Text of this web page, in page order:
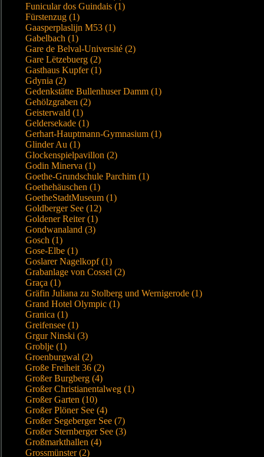
Funicular dos Guindais (1)
Fürstenzug (1)
Gaasperplaslijn M53 (1)
Gabelbach (1)
Gare de Belval-Université (2)
Gare Lëtzebuerg (2)
Gasthaus Kupfer (1)
Gdynia (2)
Gedenkstätte Bullenhuser Damm (1)
Gehölzgraben (2)
Geisterwald (1)
Geldersekade (1)
Gerhart-Hauptmann-Gymnasium (1)
Glinder Au (1)
Glockenspielpavillon (2)
Godin Minerva (1)
Goethe-Grundschule Parchim (1)
Goethehäuschen (1)
GoetheStadtMuseum (1)
Goldberger See (12)
Goldener Reiter (1)
Gondwanaland (3)
Gosch (1)
Gose-Elbe (1)
Goslarer Nagelkopf (1)
Grabanlage von Cossel (2)
Graça (1)
Gräfin Juliana zu Stolberg und Wernigerode (1)
Grand Hotel Olympic (1)
Granica (1)
Greifensee (1)
Grgur Ninski (3)
Groblje (1)
Groenburgwal (2)
Große Freiheit 36 (2)
Großer Burgberg (4)
Großer Christianentalweg (1)
Großer Garten (10)
Großer Plöner See (4)
Großer Segeberger See (7)
Großer Sternberger See (3)
Großmarkthallen (4)
Grossmünster (2)